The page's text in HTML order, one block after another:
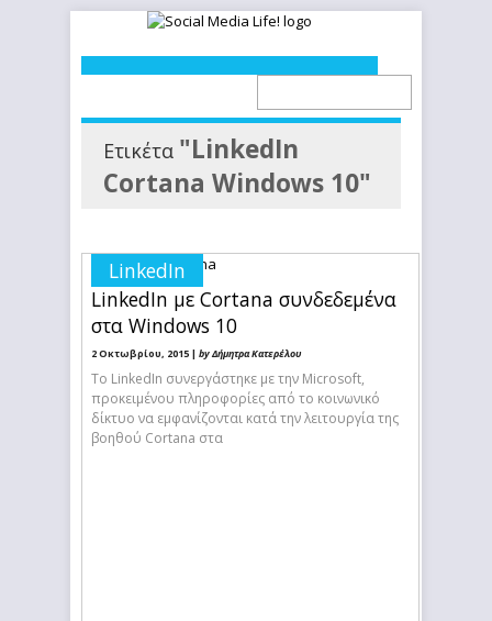
Ετικέτα "LinkedIn
Cortana Windows 10"
LinkedIn
LinkedIn με Cortana συνδεδεμένα
στα Windows 10
2 Οκτωβρίου, 2015 | by Δήμητρα Κατερέλου
Το LinkedIn συνεργάστηκε με την Microsoft,
προκειμένου πληροφορίες από το κοινωνικό
δίκτυο να εμφανίζονται κατά την λειτουργία της
βοηθού Cortana στα